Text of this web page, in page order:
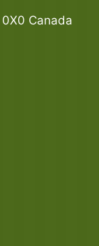
Canada